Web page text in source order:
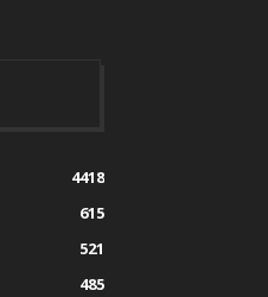
4418
615
521
485